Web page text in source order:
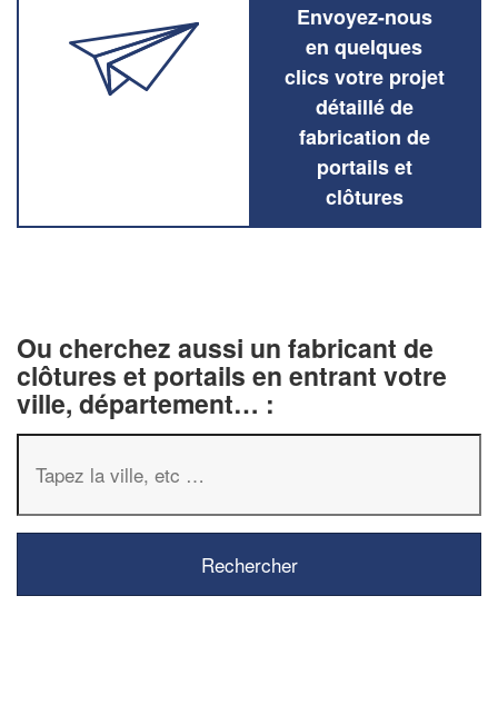
Envoyez-nous
en quelques
clics votre projet
détaillé de
fabrication de
portails et
clôtures
Ou cherchez aussi un fabricant de
clôtures et portails en entrant votre
ville, département… :